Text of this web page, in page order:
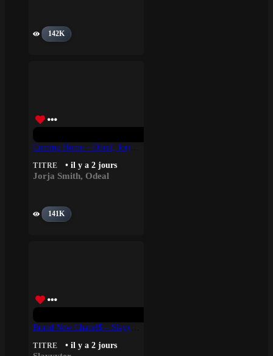
142K
TITRE • il y a 2 jours
Jorja Smith, Odeal
141K
TITRE • il y a 2 jours